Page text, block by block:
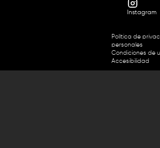
Instagram
Política de
personales
Condiciones de
Accesibilidad